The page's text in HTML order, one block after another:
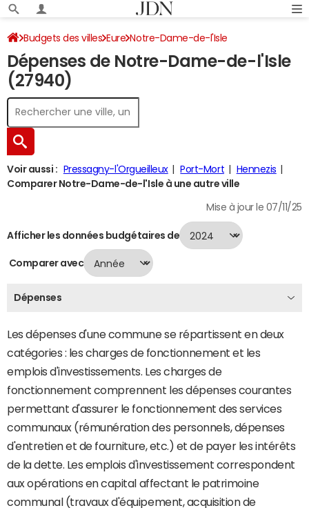
Budgets des villes Eure Notre-Dame-de-l'Isle
Dépenses 2024
Dépenses de Notre-Dame-de-l'Isle
(27940)
Voir aussi : Pressagny-l'Orgueilleux Port-Mort
Hennezis
Comparer Notre-Dame-de-l'Isle à une autre ville
Mise à jour le 07/11/25
Afficher les données budgétaires de
Comparer avec
Dépenses
Les dépenses d'une commune se répartissent en deux
catégories : les charges de fonctionnement et les
emplois d'investissements. Les charges de
fonctionnement comprennent les dépenses courantes
permettant d'assurer le fonctionnement des services
communaux (rémunération des personnels, dépenses
d'entretien et de fourniture, etc.) et de payer les intérêts
de la dette. Les emplois d'investissement correspondent
aux opérations en capital affectant le patrimoine
communal (travaux d'équipement, acquisition de